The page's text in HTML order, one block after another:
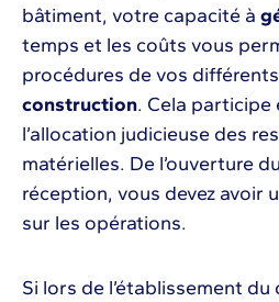
bâtiment, votre capacité à
temps et les coûts vous
procédures de vos différents
construction. Cela participe
l’allocation judicieuse des
matérielles. De l’ouverture
réception, vous devez avoir
sur les opérations.
Si lors de l’établissement du